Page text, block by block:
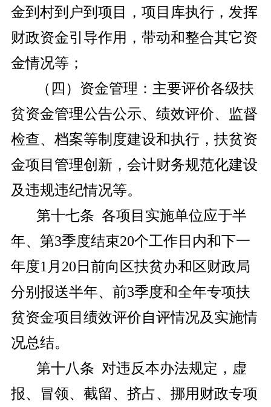
金到村到户到项目，项目库执行，发挥
财政资金引导作用，带动和整合其它资
金情况等；
（四）资金管理：主要评价各级扶
贫资金管理公告公示、绩效评价、监督
检查、档案等制度建设和执行，扶贫资
金项目管理创新，会计财务规范化建设
及违规违纪情况等。
第十七条 各项目实施单位应于半
年、第3季度结束20个工作日内和下一
年度1月20日前向区扶贫办和区财政局
分别报送半年、前3季度和全年专项扶
贫资金项目绩效评价自评情况及实施情
况总结。
第十八条 对违反本办法规定，虚
报、冒领、截留、挤占、挪用财政专项